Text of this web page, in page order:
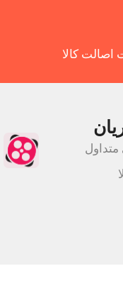
اصالت کالا